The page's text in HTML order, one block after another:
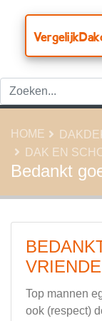
HOME
DAK EN
Bedankt
Top mannen
ook (respect)